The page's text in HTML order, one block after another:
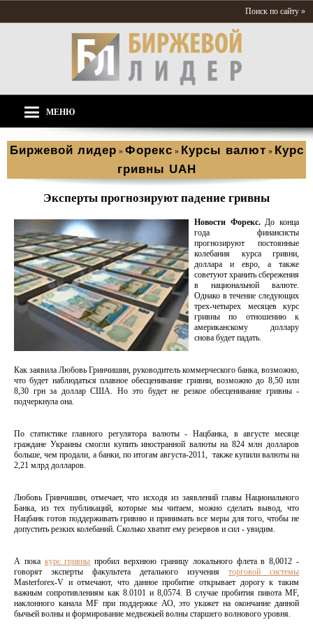
Поиск по сайту »
МЕНЮ
Биржевой лидер » Форекс » Курсы валют » Курс
гривны UAH
Эксперты прогнозируют падение гривны
Новости Форекс.До конца
года финансисты
прогнозируют постоянные
колебания курса гривни,
доллара и евро, а также
советуют хранить сбережения
в национальной валюте.
Однако в течение следующих
трех-четырех месяцев курс
гривны по отношению к
американскому доллару
снова будет падать.
Как заявила Любовь Гринчишин, руководитель коммерческого банка, возможно,
что будет наблюдаться плавное обесценивание гривни, возможно до 8,50 или
8,30 грн за доллар США. Но это будет не резкое обесценивание гривны -
подчеркнула она.
По статистике главного регулятора валюты - Нацбанка, в августе месяце
граждане Украины смогли купить иностранной валюты на 824 млн долларов
больше, чем продали, а банки, по итогам августа-2011, также купили валюты на
2,21 млрд долларов.
Любовь Гринчишин, отмечает, что исходя из заявлений главы Национального
Банка, из тех публикаций, которые мы читаем, можно сделать вывод, что
Нацбанк готов поддерживать гривню и принимать все меры для того, чтобы не
допустить резких колебаний. Сколько хватит ему резервов и сил - увидим.
А пока курс гривны пробил верхнюю границу локального флета в 8,0012 -
говорят эксперты факультета детального изучения торговой системы
Masterforex-V и отмечают, что данное пробитие открывает дорогу к таким
важным сопротивлениям как 8.0101 и 8,0574. В случае пробития пивота MF,
наклонного канала MF при поддержке АО, это укажет на окончание данной
бычьей волны и формирование медвежьей волны старшего волнового уровня.